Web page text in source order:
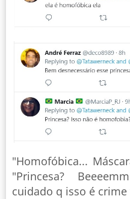
"Homofóbica...
"Princesa?
cuidado q isso é